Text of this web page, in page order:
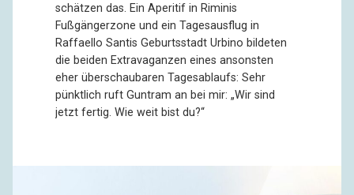
schätzen das. Ein Aperitif in Riminis
Fußgängerzone und ein Tagesausflug in
Raffaello Santis Geburtsstadt Urbino bildeten
die beiden Extravaganzen eines ansonsten
eher überschaubaren Tagesablaufs: Sehr
pünktlich ruft Guntram an bei mir: „Wir sind
jetzt fertig. Wie weit bist du?“